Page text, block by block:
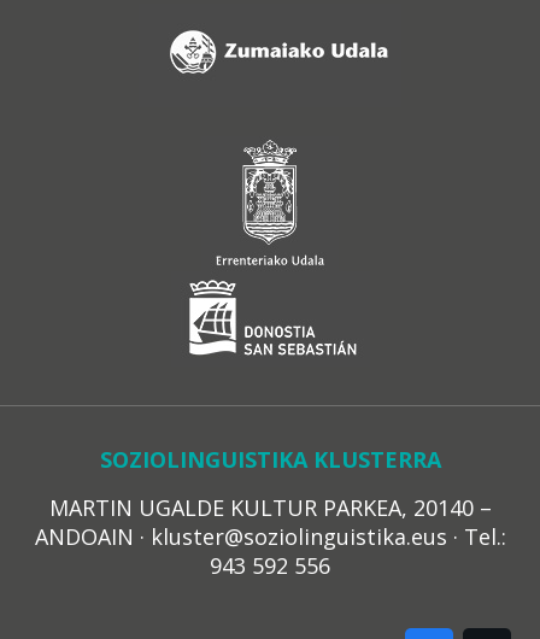
SOZIOLINGUISTIKA KLUSTERRA
MARTIN UGALDE KULTUR PARKEA, 20140 –
ANDOAIN · kluster@soziolinguistika.eus · Tel.:
943 592 556